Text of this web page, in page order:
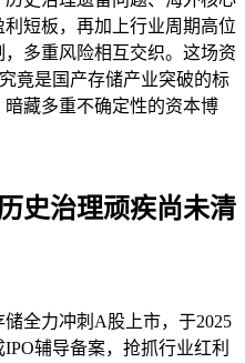
短板，再加上行业周期高位
多重风险相互交织。这场资
竟是国产存储产业突破的标
藏多重不确定性的资本博
史治理顽疾尚未清
全力冲刺A股上市，于2025
辅导备案，抢抓行业红利